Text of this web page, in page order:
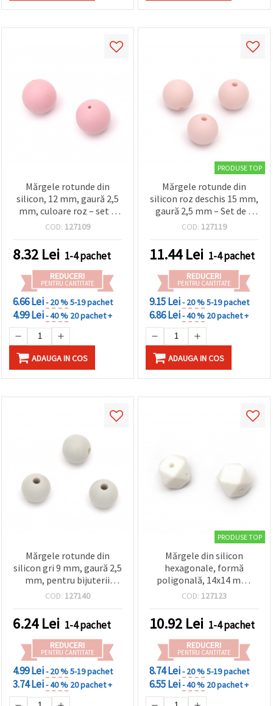
Mărgele rotunde din
silicon, 12 mm, gaură 2,5
mm, culoare roz – set 5
bucăți
COD: 127109
8.32 Lei 1-4 pachet
REDUCERI
PENTRU CANTITATE
6.66 Lei- 20 %5-19 pachet
4.99 Lei- 40 % 20 pachet +
ADAUGA IN COS
PRODUSE TOP
Mărgele rotunde din
silicon roz deschis 15 mm,
gaură 2,5 mm – Set de 5
bucăți pentru bijuterii,
decorațiuni
COD: 127119
11.44Lei 1-4 pachet
REDUCERI
PENTRU CANTITATE
9.15 Lei- 20 %5-19 pachet
6.86 Lei- 40 % 20 pachet +
ADAUGA IN COS
Mărgele rotunde din
silicon gri 9 mm, gaură 2,5
mm, pentru bijuterii
handmade DIY, hobby &
COD: 127140
6.24Lei 1-4 pachet
REDUCERI
PENTRU CANTITATE
4.99 Lei- 20 %5-19 pachet
3.74 Lei- 40 % 20 pachet +
PRODUSE TOP
Mărgele din silicon
hexagonale, formă
poligonală, 14x14 mm,
orificiu 2,5 mm, culoare
COD: 127123
10.92 Lei 1-4 pachet
REDUCERI
PENTRU CANTITATE
8.74 Lei- 20 %5-19 pachet
6.55 Lei- 40 % 20 pachet +